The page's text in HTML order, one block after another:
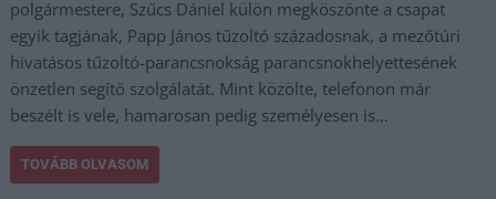
polgármestere, Szűcs Dániel külön megköszönte a csapat
egyik tagjának, Papp János tűzoltó századosnak, a mezőtúri
hivatásos tűzoltó-parancsnokság parancsnokhelyettesének
önzetlen segítő szolgálatát. Mint közölte, telefonon már
beszélt is vele, hamarosan pedig személyesen is…
TOVÁBB OLVASOM